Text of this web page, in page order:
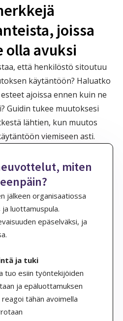
joissa
olla avuksi
että henkilöstö sitoutuu
käytäntöön? Haluatko
ajoissa ennen kuin ne
Guidin tukee muutoksesi
lähtien, kun muutos
viemiseen asti.
miten
jälkeen organisaatiossa
luottamuspula.
epäselväksi, ja
ja tuki
tuo esiin työntekijöiden
ja epäluottamuksen
tähän avoimella